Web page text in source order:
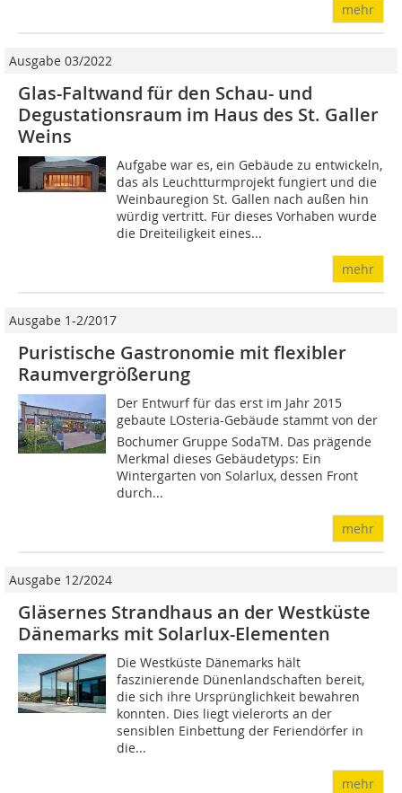
mehr
Ausgabe 03/2022
Glas-Faltwand für den Schau- und
Degustationsraum im Haus des St. Galler
Weins
Aufgabe war es, ein Gebäude zu entwickeln,
das als Leuchtturmprojekt fungiert und die
Weinbauregion St. Gallen nach außen hin
würdig vertritt. Für dieses Vorhaben wurde
die Dreiteiligkeit eines...
mehr
Ausgabe 1-2/2017
Puristische Gastronomie mit flexibler
Raumvergrößerung
Der Entwurf für das erst im Jahr 2015
gebaute LOsteria-Gebäude stammt von der
Bochumer Gruppe SodaTM. Das prägende
Merkmal dieses Gebäudetyps: Ein
Wintergarten von Solarlux, dessen Front
durch...
mehr
Ausgabe 12/2024
Gläsernes Strandhaus an der Westküste
Dänemarks mit Solarlux-Elementen
Die Westküste Dänemarks hält
faszinierende Dünenlandschaften bereit,
die sich ihre Ursprünglichkeit bewahren
konnten. Dies liegt vielerorts an der
sensiblen Einbettung der Feriendörfer in
die...
mehr